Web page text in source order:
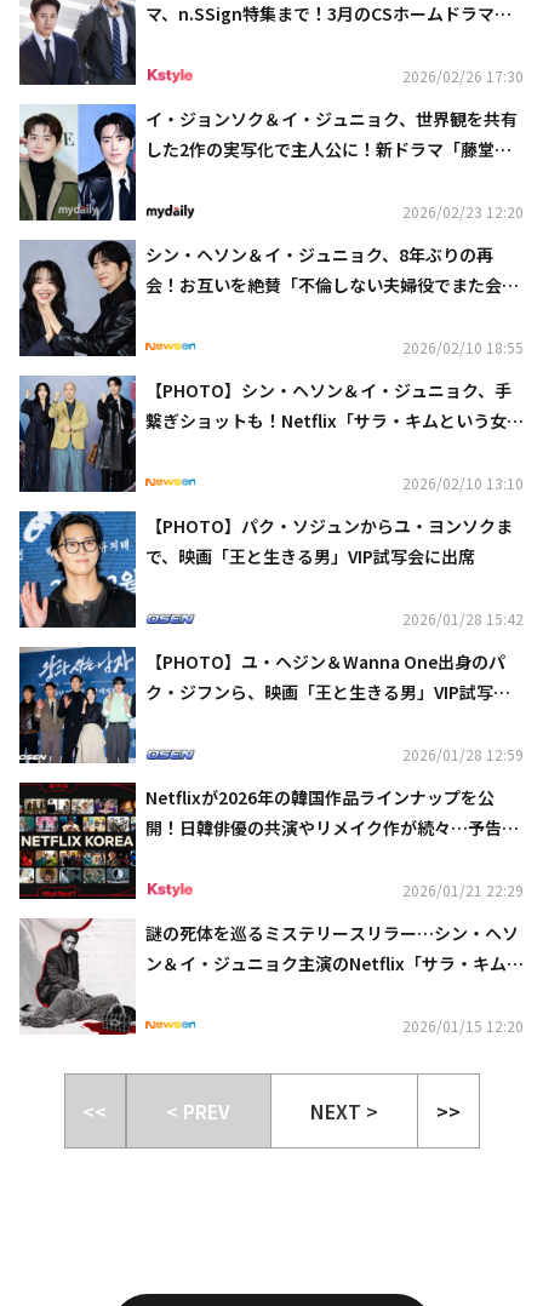
マ、n.SSign特集まで！3月のCSホームドラマチ
2026/02/26 17:30
イ・ジョンソク＆イ・ジュニョク、世界観を共有
した2作の実写化で主人公に！新ドラマ「藤堂司
2026/02/23 12:20
シン・ヘソン＆イ・ジュニョク、8年ぶりの再
会！お互いを絶賛「不倫しない夫婦役でまた会い
2026/02/10 18:55
【PHOTO】シン・ヘソン＆イ・ジュニョク、手
繋ぎショットも！Netflix「サラ・キムという女」
2026/02/10 13:10
【PHOTO】パク・ソジュンからユ・ヨンソクま
で、映画「王と生きる男」VIP試写会に出席
2026/01/28 15:42
【PHOTO】ユ・ヘジン＆Wanna One出身のパ
ク・ジフンら、映画「王と生きる男」VIP試写会
2026/01/28 12:59
Netflixが2026年の韓国作品ラインナップを公
開！日韓俳優の共演やリメイク作が続々…予告映
2026/01/21 22:29
謎の死体を巡るミステリースリラー…シン・ヘソ
ン＆イ・ジュニョク主演のNetflix「サラ・キムと
2026/01/15 12:20
<< < PREV NEXT > >>